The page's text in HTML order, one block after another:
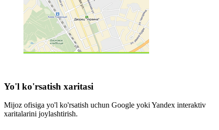
Yo'l ko'rsatish xaritasi
Mijoz ofisiga yo'l ko'rsatish uchun Google yoki Yandex interaktiv
xaritalarini joylashtirish.